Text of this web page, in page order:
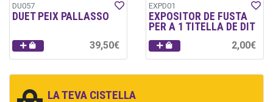
LA TEVA CISTELLA
DU057
DUET PEIX PALLASSO
39,50€
EXPD01
EXPOSITOR DE FUSTA
PER A 1 TITELLA DE DIT
2,00€